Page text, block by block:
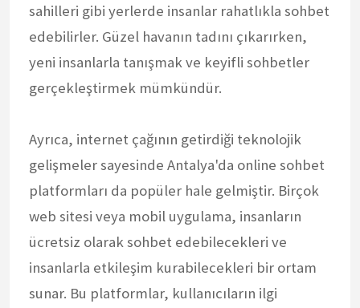
sahilleri gibi yerlerde insanlar rahatlıkla sohbet
edebilirler. Güzel havanın tadını çıkarırken,
yeni insanlarla tanışmak ve keyifli sohbetler
gerçekleştirmek mümkündür.
Ayrıca, internet çağının getirdiği teknolojik
gelişmeler sayesinde Antalya'da online sohbet
platformları da popüler hale gelmiştir. Birçok
web sitesi veya mobil uygulama, insanların
ücretsiz olarak sohbet edebilecekleri ve
insanlarla etkileşim kurabilecekleri bir ortam
sunar. Bu platformlar, kullanıcıların ilgi